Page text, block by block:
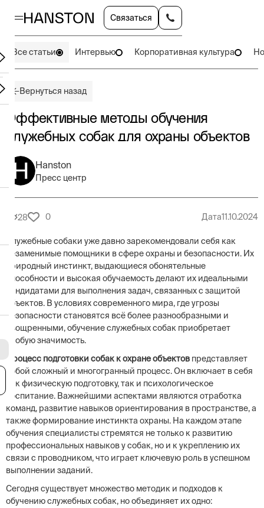
Связаться
Все статьи Интервью Корпоративная культура
Вернуться назад
Эффективные методы обучения
служебных собак для охраны объектов
Hanston
Пресс центр
28 0 Дата11.10.2024
Служебные собаки уже давно зарекомендовали себя как
незаменимые помощники в сфере охраны и безопасности. Их
природный инстинкт, выдающиеся обонятельные
способности и высокая обучаемость делают их идеальными
кандидатами для выполнения задач, связанных с защитой
объектов. В условиях современного мира, где угрозы
безопасности становятся всё более разнообразными и
изощренными, обучение служебных собак приобретает
особую значимость.
Процесс подготовки собак к охране объектов представляет
собой сложный и многогранный процесс. Он включает в себя
как физическую подготовку, так и психологическое
воспитание. Важнейшими аспектами являются отработка
команд, развитие навыков ориентирования в пространстве, а
также формирование инстинкта охраны. На каждом этапе
обучения специалисты стремятся не только к развитию
профессиональных навыков у собак, но и к укреплению их
связи с проводником, что играет ключевую роль в успешном
выполнении заданий.
Сегодня существует множество методик и подходов к
обучению служебных собак, но объединяет их одно: